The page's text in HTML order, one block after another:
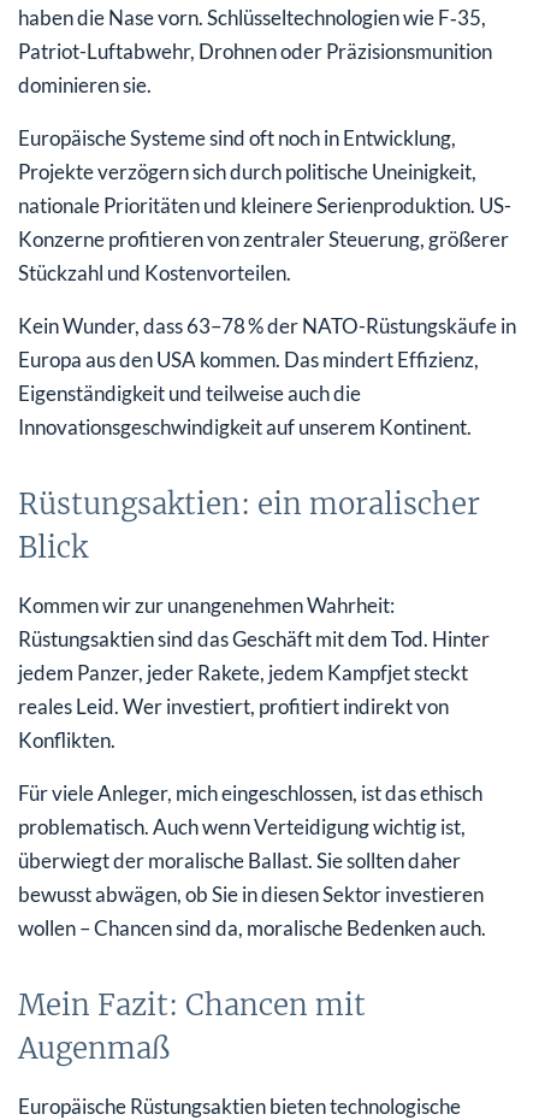
haben die Nase vorn. Schlüsseltechnologien wie F‑35,
Patriot-Luftabwehr, Drohnen oder Präzisionsmunition
dominieren sie.
Europäische Systeme sind oft noch in Entwicklung,
Projekte verzögern sich durch politische Uneinigkeit,
nationale Prioritäten und kleinere Serienproduktion. US-
Konzerne profitieren von zentraler Steuerung, größerer
Stückzahl und Kostenvorteilen.
Kein Wunder, dass 63–78 % der NATO-Rüstungskäufe in
Europa aus den USA kommen. Das mindert Effizienz,
Eigenständigkeit und teilweise auch die
Innovationsgeschwindigkeit auf unserem Kontinent.
Rüstungsaktien: ein moralischer
Blick
Kommen wir zur unangenehmen Wahrheit:
Rüstungsaktien sind das Geschäft mit dem Tod. Hinter
jedem Panzer, jeder Rakete, jedem Kampfjet steckt
reales Leid. Wer investiert, profitiert indirekt von
Konflikten.
Für viele Anleger, mich eingeschlossen, ist das ethisch
problematisch. Auch wenn Verteidigung wichtig ist,
überwiegt der moralische Ballast. Sie sollten daher
bewusst abwägen, ob Sie in diesen Sektor investieren
wollen – Chancen sind da, moralische Bedenken auch.
Mein Fazit: Chancen mit
Augenmaß
Europäische Rüstungsaktien bieten technologische